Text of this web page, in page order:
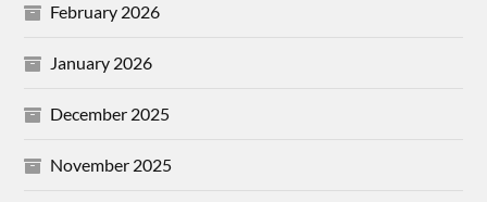
February 2026
January 2026
December 2025
November 2025